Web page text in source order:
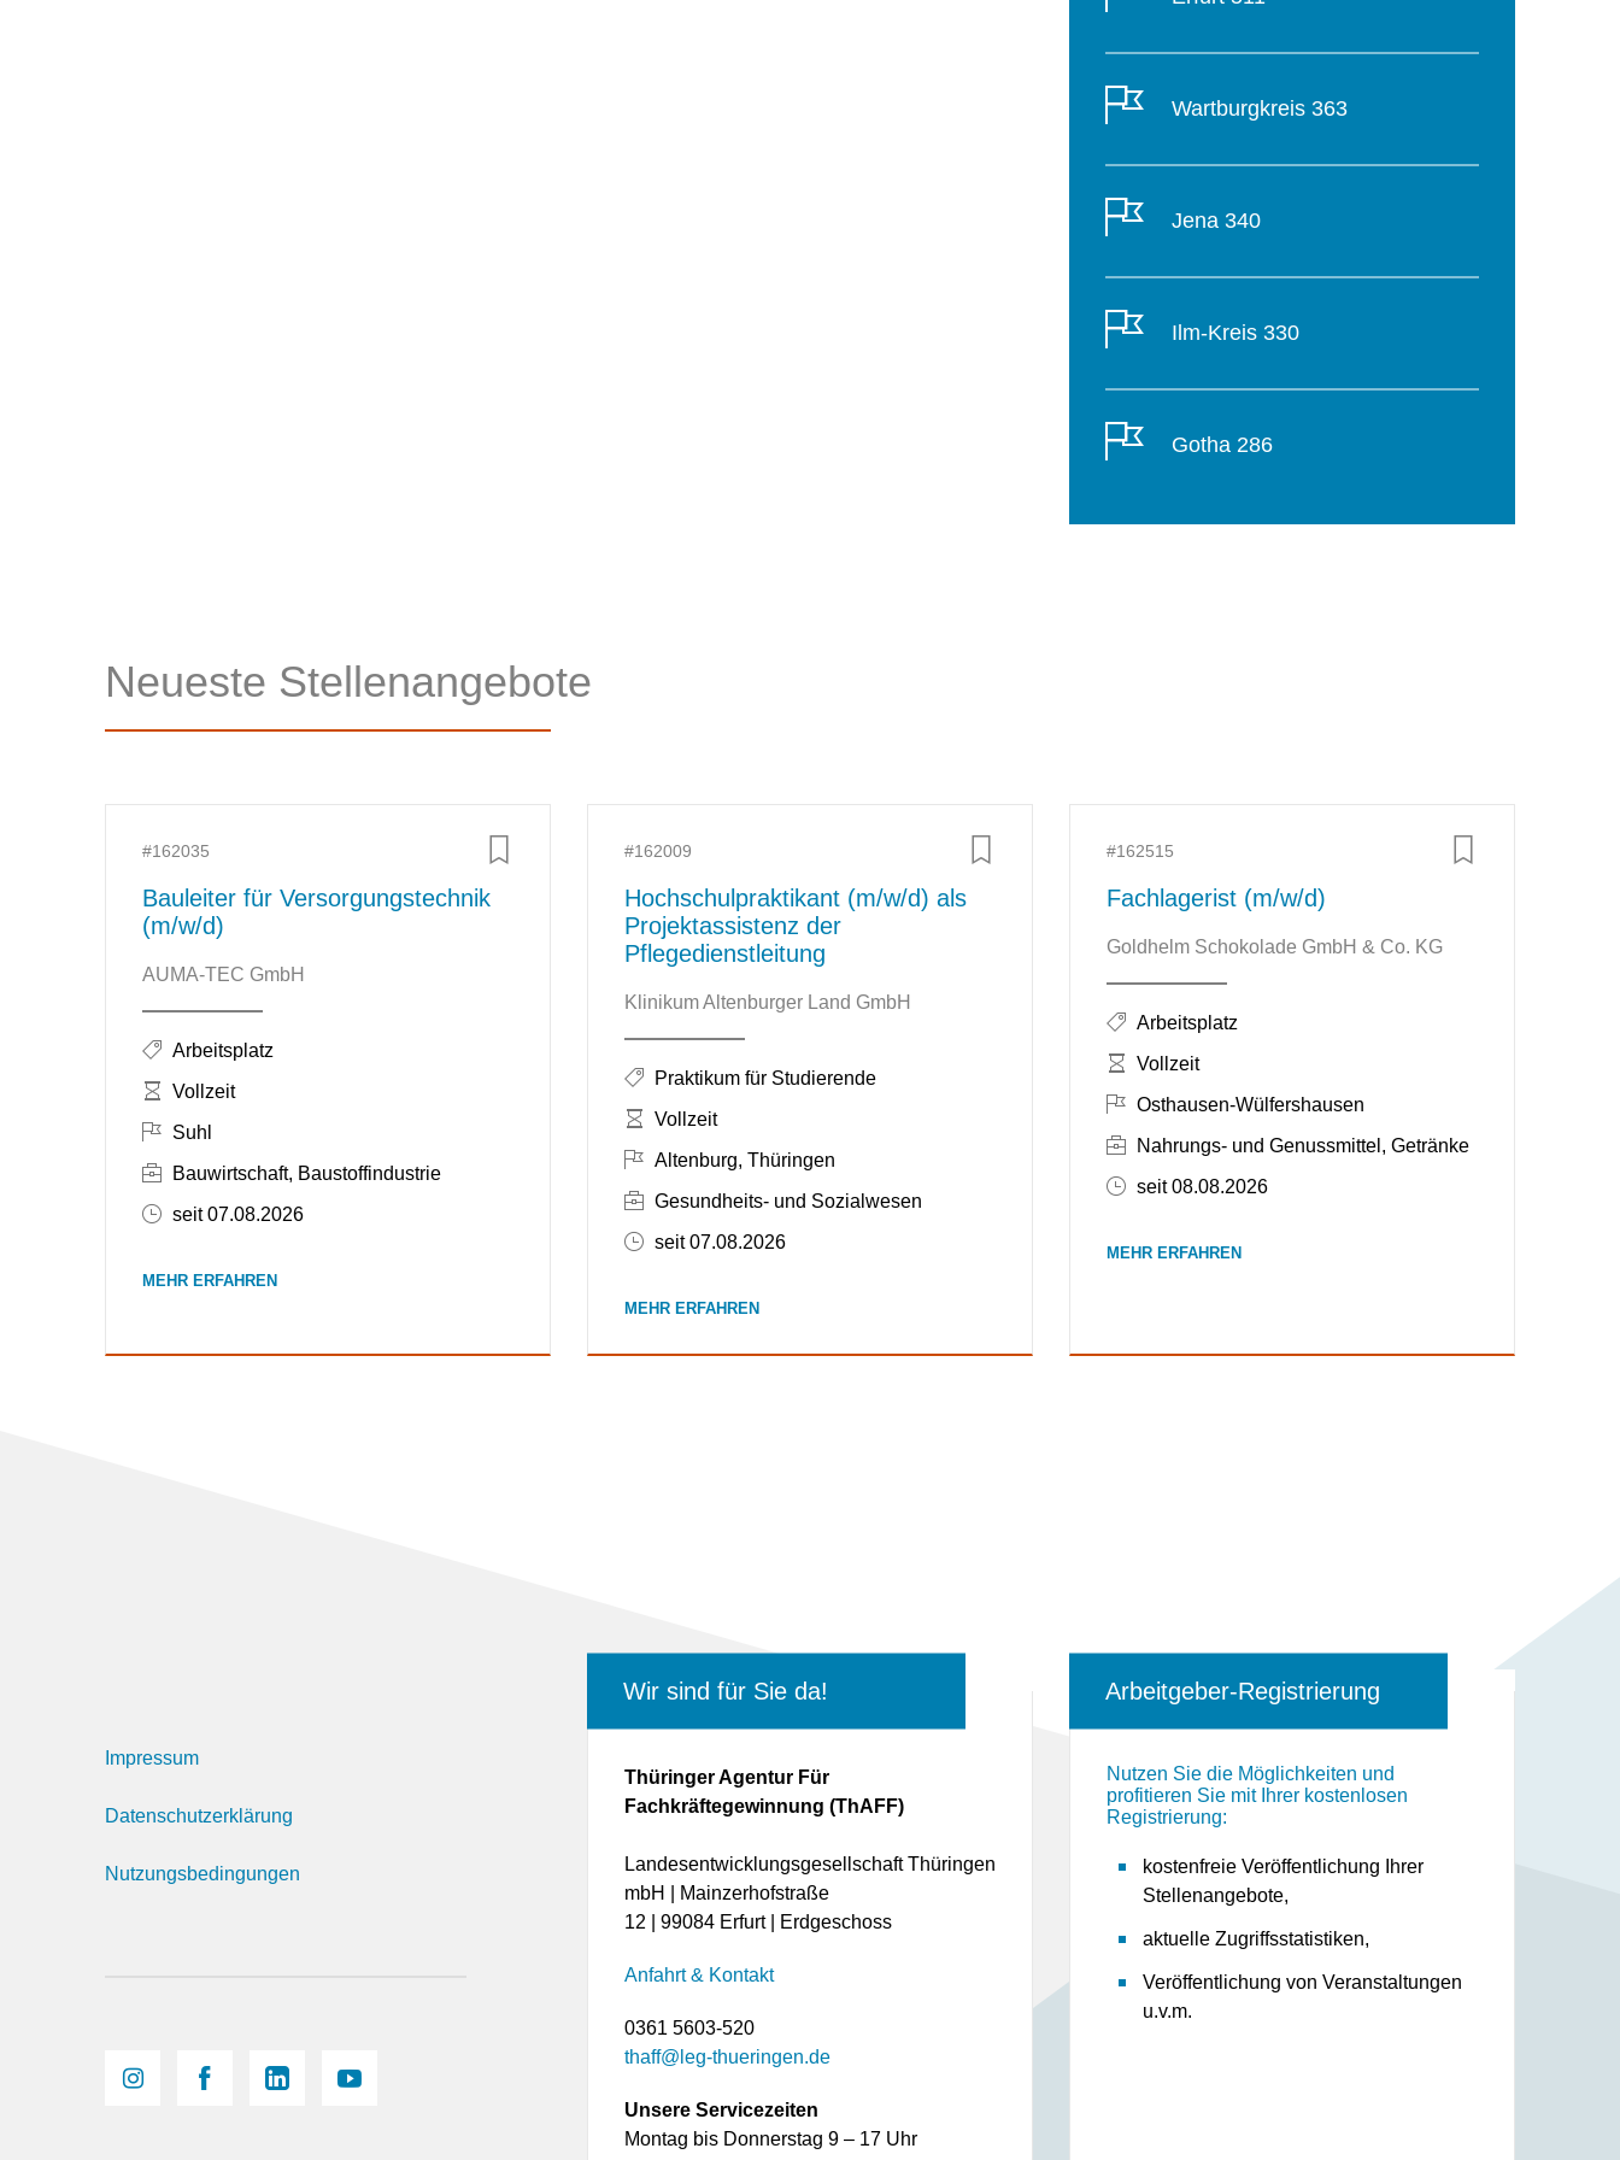
Wartburgkreis 363
Jena 340
Ilm-Kreis 330
Gotha 286
Neueste Stellenangebote
#162035
Bauleiter für Versorgungstechnik
(m/w/d)
Unternehmen: AUMA-TEC GmbH
AUMA-TEC GmbH
Zusätzliche Informationen
Stellenkategorien:
Arbeitsplatz
Zeitumfang:
Vollzeit
In Suhl
Suhl
Branchen: Bauwirtschaft, Baustoffindustrie
Bauwirtschaft, Baustoffindustrie
Veröffentlicht am 07.08.2026
seit 07.08.2026
MEHR ERFAHREN
#162009
Hochschulpraktikant (m/w/d) als
Projektassistenz der
Pflegedienstleitung
Unternehmen: Klinikum Altenburger Land GmbH
Klinikum Altenburger Land GmbH
Zusätzliche Informationen
Stellenkategorien:
Praktikum für Studierende
Zeitumfang:
Vollzeit
In Altenburg, Thüringen
Altenburg, Thüringen
Branchen: Gesundheits- und Sozialwesen
Gesundheits- und Sozialwesen
Veröffentlicht am 07.08.2026
seit 07.08.2026
MEHR ERFAHREN
#162515
Fachlagerist (m/w/d)
Unternehmen: Goldhelm Schokolade GmbH & Co. KG
Goldhelm Schokolade GmbH & Co. KG
Zusätzliche Informationen
Stellenkategorien:
Arbeitsplatz
Zeitumfang:
Vollzeit
In Osthausen-Wülfershausen
Osthausen-Wülfershausen
Branchen: Nahrungs- und Genussmittel, Getränke
Nahrungs- und Genussmittel, Getränke
Veröffentlicht am 08.08.2026
seit 08.08.2026
MEHR ERFAHREN
Impressum
Datenschutzerklärung
Nutzungsbedingungen
Wir sind für Sie da!
Thüringer Agentur Für
Fachkräftegewinnung (ThAFF)
Landesentwicklungsgesellschaft Thüringen
mbH | Mainzerhofstraße
12 | 99084 Erfurt | Erdgeschoss
Anfahrt & Kontakt
0361 5603-520
thaff@leg-thueringen.de
Unsere Servicezeiten
Montag bis Donnerstag 9 – 17 Uhr
Arbeitgeber-Registrierung
Nutzen Sie die Möglichkeiten und
profitieren Sie mit Ihrer kostenlosen
Registrierung:
kostenfreie Veröffentlichung Ihrer
Stellenangebote,
aktuelle Zugriffsstatistiken,
Veröffentlichung von Veranstaltungen
u.v.m.